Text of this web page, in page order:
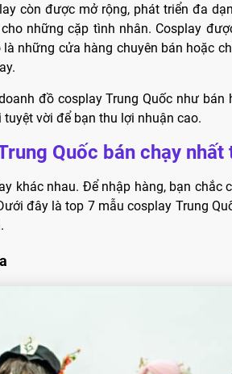
còn được mở rộng, phát triển đa
những cặp tình nhân. Cosplay
những cửa hàng chuyên bán hoặc
đồ cosplay Trung Quốc như bán
vời để bạn thu lợi nhuận cao.
Quốc bán chạy nhất
khác nhau. Để nhập hàng, bạn chắc
đây là top 7 mẫu cosplay Trung